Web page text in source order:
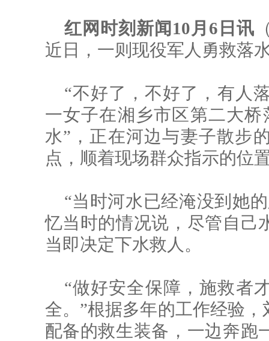
红网时刻新闻10月6日讯
近日，一则现役军人勇救落
“不好了，不好了，有人
一女子在湘乡市区第二大
水”，正在河边与妻子散步
点，顺着现场群众指示的位
“当时河水已经淹没到她
忆当时的情况说，尽管自己
当即决定下水救人。
“做好安全保障，施救者
全。”根据多年的工作经验
配备的救生装备，一边奔跑